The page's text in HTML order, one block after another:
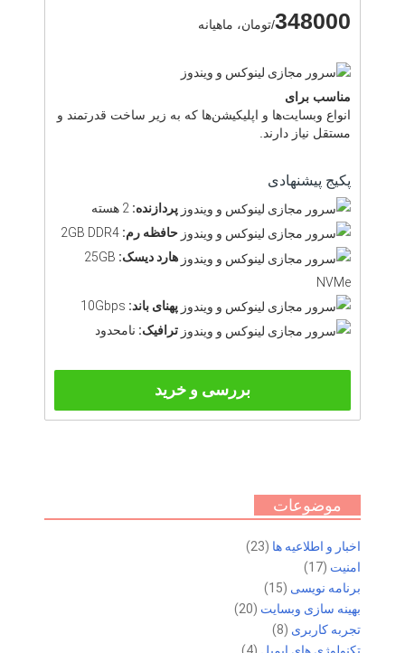
348000/تومان، ماهیانه
مناسب برای
انواع وبسایت‌ها و اپلیکیشن‌ها که به زیر ساخت قدرتمند و
مستقل نیاز دارند.
پکیج پیشنهادی
پردازنده:
حافظه رم:
هارد دیسک: 25GB
NVMe
پهنای باند:
ترافیک: نامحدود
بررسی و خرید
موضوعات
اخبار و اطلاعیه ها (23)
امنیت (17)
برنامه نویسی (15)
بهینه سازی وبسایت (20)
تجربه کاربری (8)